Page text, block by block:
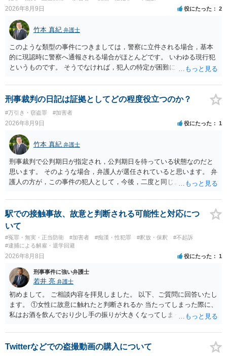
2026年8月9日 役にたった 2
竹本 真紀 弁護士
このような類型の事件につきましては，警察に立件される場合，基本
的に現認時に警察へ通報される場合がほとんどです。 いわゆる現行犯
というものです。 そうでなければ，犯人の特定が困難になってしまい
（事件性）とともに，誰の行為かの判断がされる（犯人性）が必要な
のですが，現認時に警察が臨場できる場合以外は，基本的に犯人性を
特定することができません。もちろん，常習性が顕著で，既に前科を
有していて警察に把握されていれば別ですが，そのような方は，この
ような場所に質問を掲げてくることはありません。心配・不安になる
ことはよくわかるのですが，心配・不安を感じている方は，警察に把
握されていることがありませんので，犯人性が特定されることはあり
ません。したがって，自分が犯人であるとされることはないのです。
ですから，相談者の場合は，大丈夫です。安心してください。それで
は，①～③に答えます。 ①について 腕の動き，女性への向かい方をみ
れば，酔っていて偶然の出来事か，意図的に偶然を装うように触った
のかは，わかります。触る瞬間ではなくて，触るまでの状況の方が重
要です。酔っていてふらついていたのであれば，そのときだけふらつ
いているわけではありません。腕の振り方も，そのときだけ偶然大き
くなるわけではありません。ですから，本件では，意図的だと疑われ
ることはないと思います。その雰囲気は，当たってしまった女性にも
伝わっていたのでしょう。ですから大丈夫です。なお，故意は，主観
面の話なので，防犯カメラの映像で決められることはありません。本
人の話（故意を否認する話）が実際の状況と矛盾しないかだけの話で
す。 ②について 犯人性が特定できませんから，逮捕や呼出の可能性は
ないと思います。 ③について ②がないので，③はそもそもないことが
前提なので，期間も考えなくて大丈夫です。 というわけで，本件は大
丈夫ですから，今後，同じような不安に襲われることがないように気
をつけてくださいね。それが一番大事です。
刑事裁判の日記は証拠としてどの程度役立つのか？
#万引き・窃盗罪 #加害者
2026年8月9日 役にたった 1
竹本 真紀 弁護士
刑事裁判で公判期日が指定され，公判期日を待っている状態なのだと
思います。 そのような場合，弁護人が選任されていると思います。 弁
護人の方が，この事件の犯人として，今後，二度と同じような犯罪を
いかアドバイスしてくれると思います。そして，書いた内容は，被告
人質問などで活用されることになると思います。 裁判のためだけに記
録するわけではないかもしれませんが，「裁判において証拠として利
用できる可能性があれば」と考えているのであれば，本件について証
拠も見て内容を把握している，弁護人の方と相談して書く内容を打ち
合わせて進めるのが，裁判の観点では一番効果的だと思います。 適応
状に関しての話になると思いますので，弁護人の方と相談してみまし
ょう。
駅での接触事故、故意と判断される可能性と対応につ
いて
#冤罪・無実・正当防衛 #加害者 #痴漢・性犯罪 #釈放・保釈
#不起訴
#逮捕による解雇・退学回避
2026年8月8日 役にたった 1
刑事事件に強い弁護士
若井 亮 弁護士
初めまして。 ご相談内容を拝見しました。 以下、ご質問に回答いたし
ます。 ①女性に故意に触れたと判断されるか 当たってしまった際に、
私はお酒を飲んでおり少し手の振りが大きくなってしまっていたこと
いた場合、故意だと判定されやすいのでしょうか？ お伺いする限り、
故意があると判断されることは無いかと思います。 ②逮捕、呼び出し
Twitterなどでの盗撮動画の購入について